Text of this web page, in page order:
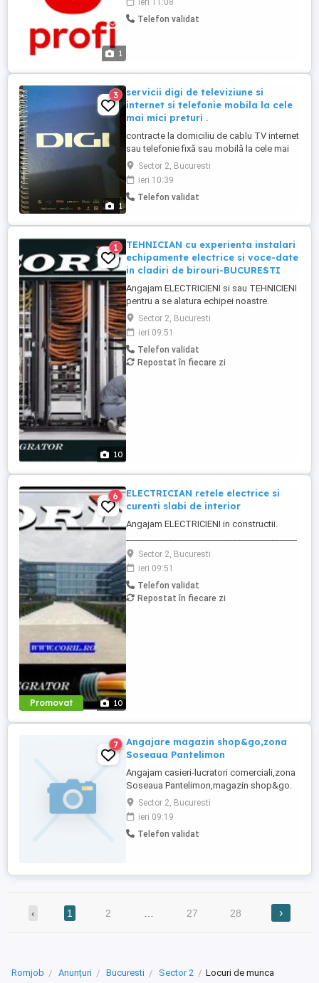
1
ieri 11:08
Telefon validat
1
3
servicii digi de televiziune si
internet si telefonie mobila la cele
mai mici preturi .
contracte la domiciliu de cablu TV internet
sau telefonie fixă sau mobilă la cele mai
mici prețuri , pentru detalii dacă sunteți
interesați de oferta noastră vă aștept prin
mesaj pe cont sau sunați la nr din aplicație
. mulțumesc
Sector 2, Bucuresti
ieri 10:39
Telefon validat
10
1
TEHNICIAN cu experienta instalari
echipamente electrice si voce-date
in cladiri de birouri-BUCURESTI
Angajam ELECTRICIENI si sau TEHNICIENI
pentru a se alatura echipei noastre.
________________________________________
Daca sti ca ai experienta in executia si
punerea in functiune de instalatii electrice
de joasa tensiune si sau instalatii de
curenti slabi sau cablare structurata voce-
Sector 2, Bucuresti
ieri 09:51
Telefon validat
Repostat în fiecare zi
Promovat 10
6
ELECTRICIAN retele electrice si
curenti slabi de interior
Angajam ELECTRICIENI in constructii.
Daca sti ca ai calificare si experienta in
executia si punerea in functiune de
instalatii electrice de joasa tensiune; Ai
deja studii in domeniul electric si vrei sa te
specializezi si pe instalarea
Sector 2, Bucuresti
ieri 09:51
Telefon validat
Repostat în fiecare zi
7
Angajare magazin shop&go,zona
Soseaua Pantelimon
Angajam casieri-lucratori comerciali,zona
Soseaua Pantelimon,magazin shop&go.
Program 8 ore zi, 2 libere pe saptamana,
salariu 3200, pentru detalii lasati mesaj cu
cv si va contactam pentru stabilirea
interviului.
Sector 2, Bucuresti
ieri 09:19
Telefon validat
‹ 1 2 27 28 ›
Romjob Anunțuri Bucuresti Sector 2 Locuri de munca